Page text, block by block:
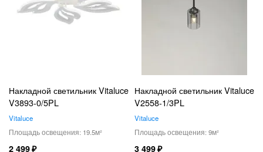
Накладной светильник Vitaluce
V3893-0/5PL
Vitaluce
19.5
2 499
Накладной светильник Vitaluce
V2558-1/3PL
Vitaluce
9
3 499